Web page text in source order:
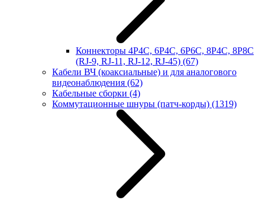
Коннекторы 4P4C, 6P4C, 6P6C, 8P4C, 8P8C
(RJ-9, RJ-11, RJ-12, RJ-45) (67)
Кабели ВЧ (коаксиальные) и для аналогового
видеонаблюдения (62)
Кабельные сборки (4)
Коммутационные шнуры (патч-корды) (1319)